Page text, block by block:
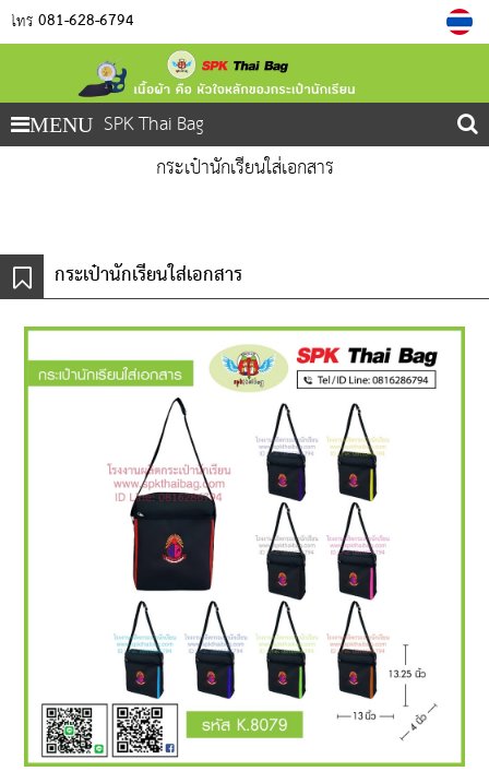
โทร 081-628-6794
MENU SPK Thai Bag
กระเป๋านักเรียนใส่เอกสาร
กระเป๋านักเรียนใส่เอกสาร